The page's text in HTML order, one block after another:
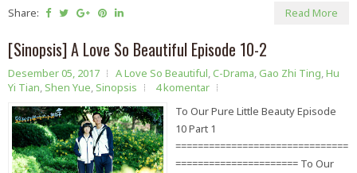
Share:
Read More
[Sinopsis] A Love So Beautiful Episode 10-2
Desember 05, 2017 A Love So Beautiful,C-Drama,Gao Zhi Ting,Hu
Yi Tian, Shen Yue, Sinopsis
4 komentar
To Our Pure Little Beauty Episode
10 Part 1
===============================
====================== To Our